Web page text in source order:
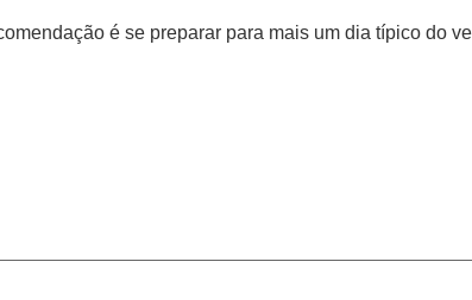
é se preparar para mais um dia típico do